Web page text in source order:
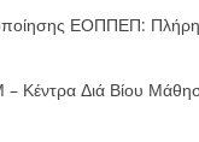
ΕΟΠΠΕΠ:
– Κέντρα Διά Βίου